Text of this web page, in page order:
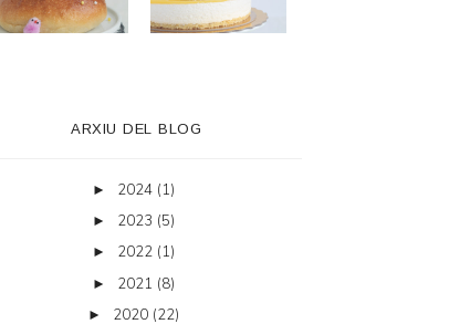
ARXIU DEL BLOG
► 2024 (1)
► 2023 (5)
► 2022 (1)
► 2021 (8)
► 2020 (22)